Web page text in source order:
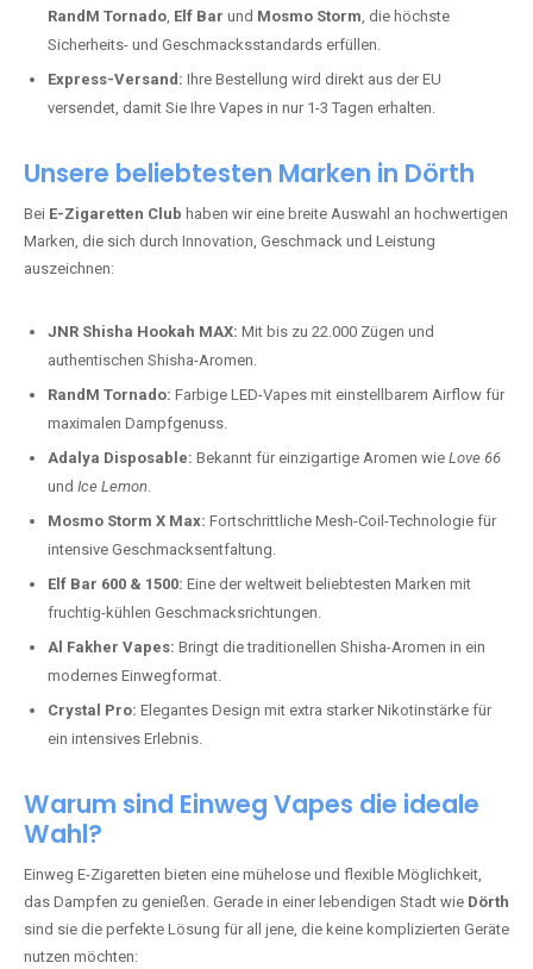
RandM Tornado, Elf Bar und Mosmo Storm, die höchste
Sicherheits- und Geschmacksstandards erfüllen.
Express-Versand: Ihre Bestellung wird direkt aus der EU
versendet, damit Sie Ihre Vapes in nur 1-3 Tagen erhalten.
Unsere beliebtesten Marken in Dörth
Bei E-Zigaretten Club haben wir eine breite Auswahl an hochwertigen
Marken, die sich durch Innovation, Geschmack und Leistung
auszeichnen:
JNR Shisha Hookah MAX: Mit bis zu 22.000 Zügen und
authentischen Shisha-Aromen.
RandM Tornado: Farbige LED-Vapes mit einstellbarem Airflow für
maximalen Dampfgenuss.
Adalya Disposable: Bekannt für einzigartige Aromen wie Love 66
und Ice Lemon.
Mosmo Storm X Max: Fortschrittliche Mesh-Coil-Technologie für
intensive Geschmacksentfaltung.
Elf Bar 600 & 1500: Eine der weltweit beliebtesten Marken mit
fruchtig-kühlen Geschmacksrichtungen.
Al Fakher Vapes: Bringt die traditionellen Shisha-Aromen in ein
modernes Einwegformat.
Crystal Pro: Elegantes Design mit extra starker Nikotinstärke für
ein intensives Erlebnis.
Warum sind Einweg Vapes die ideale
Wahl?
Einweg E-Zigaretten bieten eine mühelose und flexible Möglichkeit,
das Dampfen zu genießen. Gerade in einer lebendigen Stadt wie Dörth
sind sie die perfekte Lösung für all jene, die keine komplizierten Geräte
nutzen möchten: